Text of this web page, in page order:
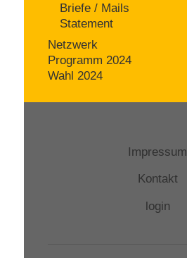
Briefe / Mails
Statement
Netzwerk
Programm 2024
Wahl 2024
Impressum
Kontakt
login